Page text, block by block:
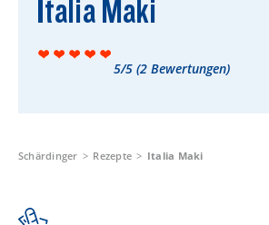
Schärdinger Käseakademie
Italia Maki
5/5 (2 Bewertungen)
Schärdinger Rezepte Italia Maki